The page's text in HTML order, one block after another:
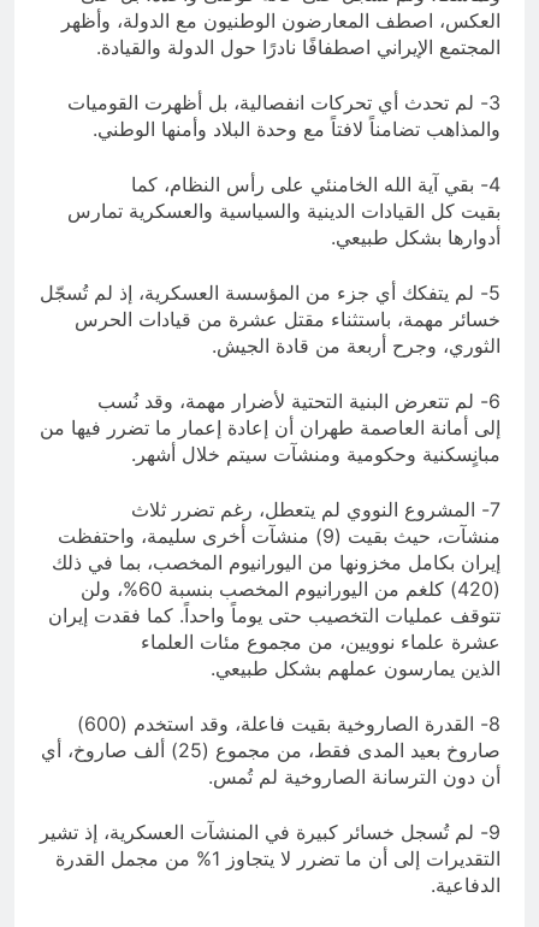
العكس، اصطف المعارضون الوطنيون مع الدولة، وأظهر
المجتمع الإيراني اصطفافًا نادرًا حول الدولة والقيادة.
3- لم تحدث أي تحركات انفصالية، بل أظهرت القوميات
والمذاهب تضامناً لافتاً مع وحدة البلاد وأمنها الوطني.
4- بقي آية الله الخامنئي على رأس النظام، كما
بقيت كل القيادات الدينية والسياسية والعسكرية تمارس
أدوارها بشكل طبيعي.
5- لم يتفكك أي جزء من المؤسسة العسكرية، إذ لم تُسجّل
خسائر مهمة، باستثناء مقتل عشرة من قيادات الحرس
الثوري، وجرح أربعة من قادة الجيش.
6- لم تتعرض البنية التحتية لأضرار مهمة، وقد نُسب
إلى أمانة العاصمة طهران أن إعادة إعمار ما تضرر فيها من
مبانٍسكنية وحكومية ومنشآت سيتم خلال أشهر.
7- المشروع النووي لم يتعطل، رغم تضرر ثلاث
منشآت، حيث بقيت (9) منشآت أخرى سليمة، واحتفظت
إيران بكامل مخزونها من اليورانيوم المخصب، بما في ذلك
(420) كلغم من اليورانيوم المخصب بنسبة 60%، ولن
تتوقف عمليات التخصيب حتى يوماً واحداً. كما فقدت إيران
عشرة علماء نوويين، من مجموع مئات العلماء
الذين يمارسون عملهم بشكل طبيعي.
8- القدرة الصاروخية بقيت فاعلة، وقد استخدم (600)
صاروخ بعيد المدى فقط، من مجموع (25) ألف صاروخ، أي
أن دون الترسانة الصاروخية لم تُمس.
9- لم تُسجل خسائر كبيرة في المنشآت العسكرية، إذ تشير
التقديرات إلى أن ما تضرر لا يتجاوز 1% من مجمل القدرة
الدفاعية.